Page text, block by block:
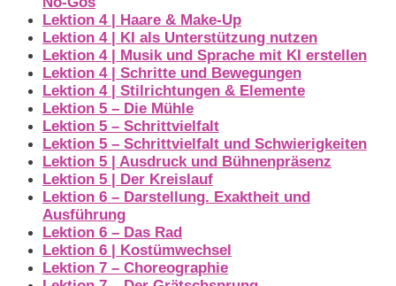
Lektion 4 | Haare & Make-Up
Lektion 4 | KI als Unterstützung nutzen
Lektion 4 | Musik und Sprache mit KI erstellen
Lektion 4 | Schritte und Bewegungen
Lektion 4 | Stilrichtungen & Elemente
Lektion 5 – Die Mühle
Lektion 5 – Schrittvielfalt
Lektion 5 – Schrittvielfalt und Schwierigkeiten
Lektion 5 | Ausdruck und Bühnenpräsenz
Lektion 5 | Der Kreislauf
Lektion 6 – Darstellung. Exaktheit und
Ausführung
Lektion 6 – Das Rad
Lektion 6 | Kostümwechsel
Lektion 7 – Choreographie